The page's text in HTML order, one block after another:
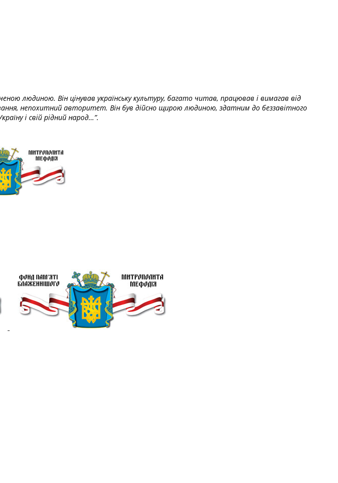
людиною. Він цінував українську культуру, багато читав, працював і вимагав від
непохитний авторитет. Він був дійсно щирою людиною, здатним до беззавітного
і свій рідний народ…”.